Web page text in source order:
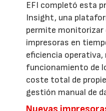
EFI completó esta
Insight, una
permite monitorizar
impresoras en
eficiencia
funcionamiento de
coste total de
gestión manual de